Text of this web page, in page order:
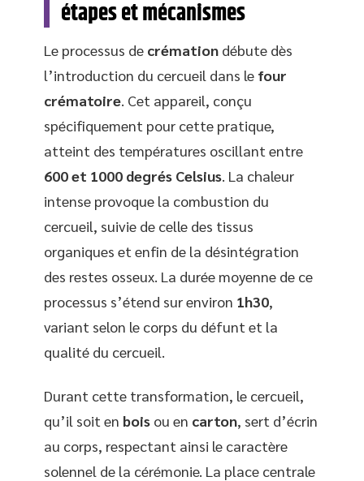
étapes et mécanismes
Le processus de crémation débute dès
l’introduction du cercueil dans le four
crématoire. Cet appareil, conçu
spécifiquement pour cette pratique,
atteint des températures oscillant entre
600 et 1000 degrés Celsius. La chaleur
intense provoque la combustion du
cercueil, suivie de celle des tissus
organiques et enfin de la désintégration
des restes osseux. La durée moyenne de ce
processus s’étend sur environ 1h30,
variant selon le corps du défunt et la
qualité du cercueil.
Durant cette transformation, le cercueil,
qu’il soit en bois ou en carton, sert d’écrin
au corps, respectant ainsi le caractère
solennel de la cérémonie. La place centrale